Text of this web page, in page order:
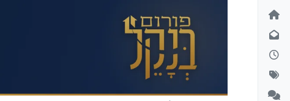
דילוג לתוכן